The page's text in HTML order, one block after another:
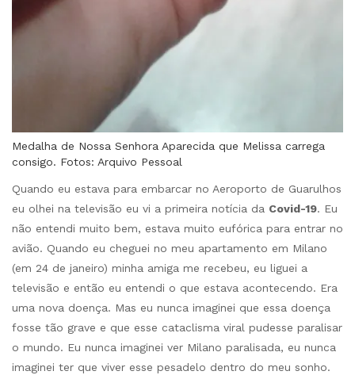
Medalha de Nossa Senhora Aparecida que Melissa carrega
consigo. Fotos: Arquivo Pessoal
Quando eu estava para embarcar no Aeroporto de Guarulhos
eu olhei na televisão eu vi a primeira notícia da Covid-19. Eu
não entendi muito bem, estava muito eufórica para entrar no
avião. Quando eu cheguei no meu apartamento em Milano
(em 24 de janeiro) minha amiga me recebeu, eu liguei a
televisão e então eu entendi o que estava acontecendo. Era
uma nova doença. Mas eu nunca imaginei que essa doença
fosse tão grave e que esse cataclisma viral pudesse paralisar
o mundo. Eu nunca imaginei ver Milano paralisada, eu nunca
imaginei ter que viver esse pesadelo dentro do meu sonho.